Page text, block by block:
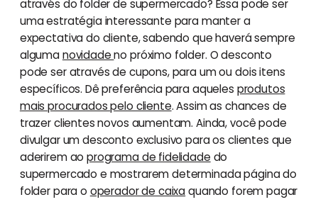
através do folder de supermercado? Essa pode ser
uma estratégia interessante para manter a
expectativa do cliente, sabendo que haverá sempre
algumanovidadeno próximo folder. O desconto
pode ser através de cupons, para um ou dois itens
específicos. Dê preferência para aqueles produtos
mais procurados pelo cliente. Assim as chances de
trazer clientes novos aumentam. Ainda, você pode
divulgar um desconto exclusivo para os clientes que
aderirem aoprograma de fidelidade do
supermercado e mostrarem determinada página do
folder para o operador de caixaquando forem pagar